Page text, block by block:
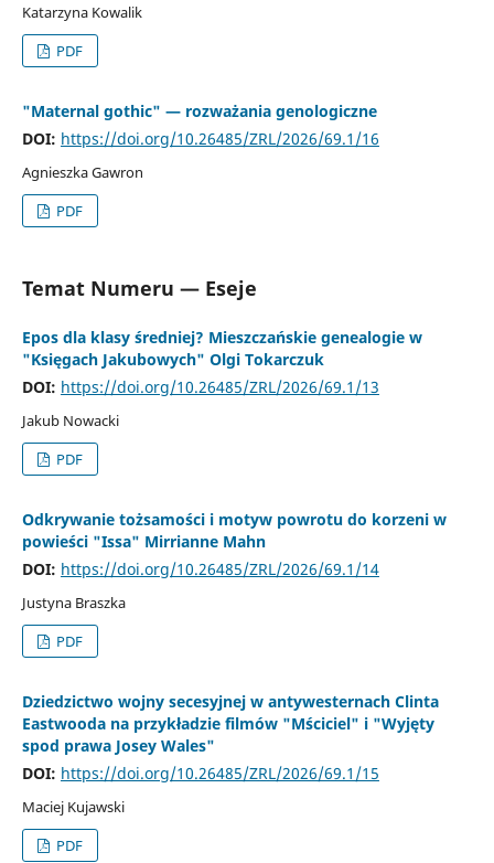
Katarzyna Kowalik
PDF
"Maternal gothic" — rozważania genologiczne
DOI: https://doi.org/10.26485/ZRL/2026/69.1/16
Agnieszka Gawron
PDF
Temat Numeru — Eseje
Epos dla klasy średniej? Mieszczańskie genealogie w
"Księgach Jakubowych" Olgi Tokarczuk
DOI: https://doi.org/10.26485/ZRL/2026/69.1/13
Jakub Nowacki
PDF
Odkrywanie tożsamości i motyw powrotu do korzeni w
powieści "Issa" Mirrianne Mahn
DOI: https://doi.org/10.26485/ZRL/2026/69.1/14
Justyna Braszka
PDF
Dziedzictwo wojny secesyjnej w antywesternach Clinta
Eastwooda na przykładzie filmów "Mściciel" i "Wyjęty
spod prawa Josey Wales"
DOI: https://doi.org/10.26485/ZRL/2026/69.1/15
Maciej Kujawski
PDF